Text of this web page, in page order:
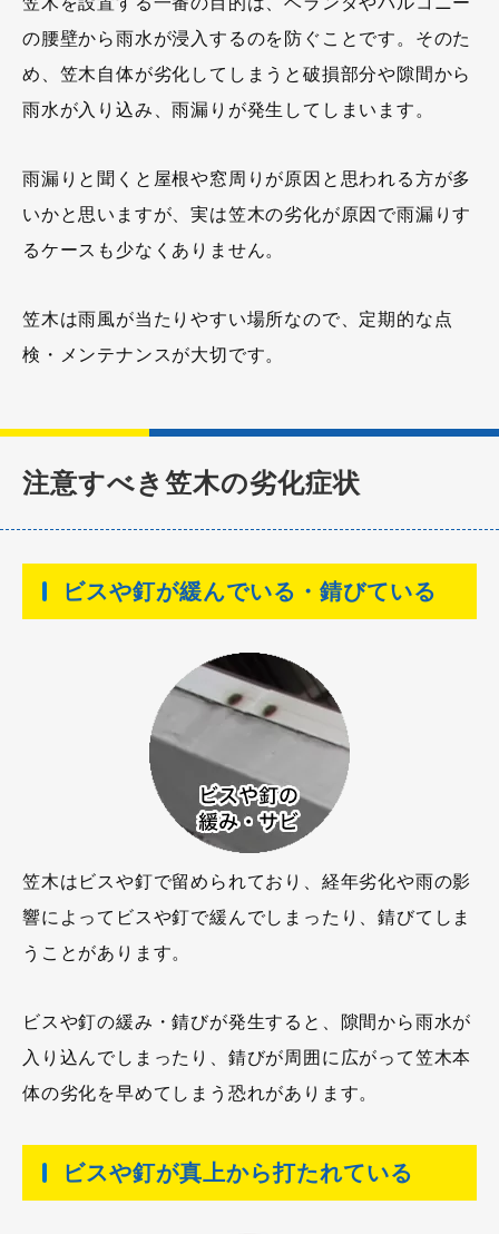
の腰壁から雨水が浸入するのを防ぐことです。そのた
め、笠木自体が劣化してしまうと破損部分や隙間から
雨水が入り込み、雨漏りが発生してしまいます。
雨漏りと聞くと屋根や窓周りが原因と思われる方が多
いかと思いますが、実は笠木の劣化が原因で雨漏りす
るケースも少なくありません。
笠木は雨風が当たりやすい場所なので、定期的な点
検・メンテナンスが大切です。
注意すべき笠木の劣化症状
ビスや釘が緩んでいる・錆びている
笠木はビスや釘で留められており、経年劣化や雨の影
響によってビスや釘で緩んでしまったり、錆びてしま
うことがあります。
ビスや釘の緩み・錆びが発生すると、隙間から雨水が
入り込んでしまったり、錆びが周囲に広がって笠木本
体の劣化を早めてしまう恐れがあります。
ビスや釘が真上から打たれている